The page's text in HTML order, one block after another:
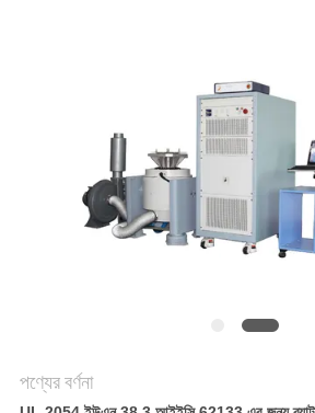
PRIVACY
POLICY
পণ্যের বর্ণনা